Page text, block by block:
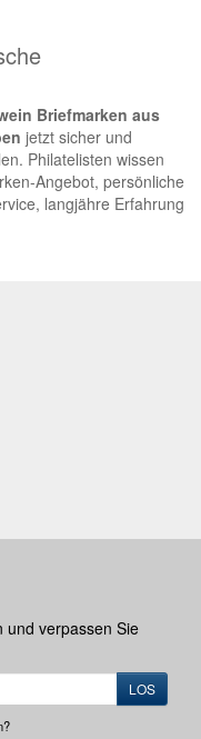
Briefmarken aus
jetzt sicher und
Philatelisten wissen
Angebot, persönliche
langjähre Erfahrung
und verpassen Sie
LOS